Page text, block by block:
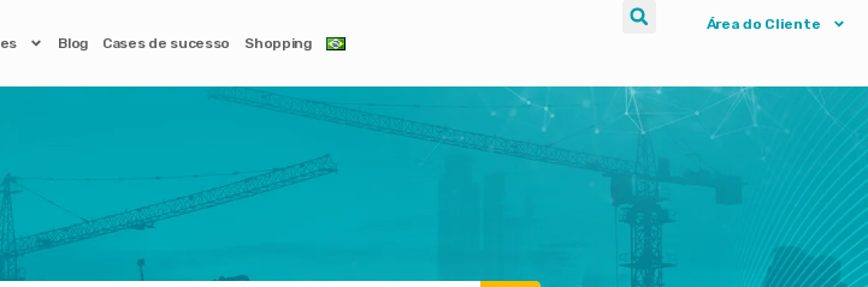
Blog Cases de sucesso Shopping
Área do Cliente